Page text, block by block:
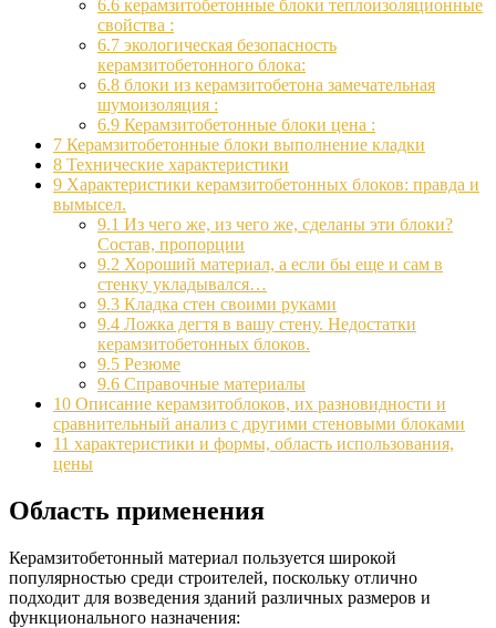
6.6 керамзитобетонные блоки теплоизоляционные
свойства :
6.7 экологическая безопасность
керамзитобетонного блока:
6.8 блоки из керамзитобетона замечательная
шумоизоляция :
6.9 Керамзитобетонные блоки цена :
7 Керамзитобетонные блоки выполнение кладки
8 Технические характеристики
9 Характеристики керамзитобетонных блоков: правда и
вымысел.
9.1 Из чего же, из чего же, сделаны эти блоки?
Состав, пропорции
9.2 Хороший материал, а если бы еще и сам в
стенку укладывался…
9.3 Кладка стен своими руками
9.4 Ложка дегтя в вашу стену. Недостатки
керамзитобетонных блоков.
9.5 Резюме
9.6 Справочные материалы
10 Описание керамзитоблоков, их разновидности и
сравнительный анализ с другими стеновыми блоками
11 характеристики и формы, область использования,
цены
Область применения
Керамзитобетонный материал пользуется широкой
популярностью среди строителей, поскольку отлично
подходит для возведения зданий различных размеров и
функционального назначения: